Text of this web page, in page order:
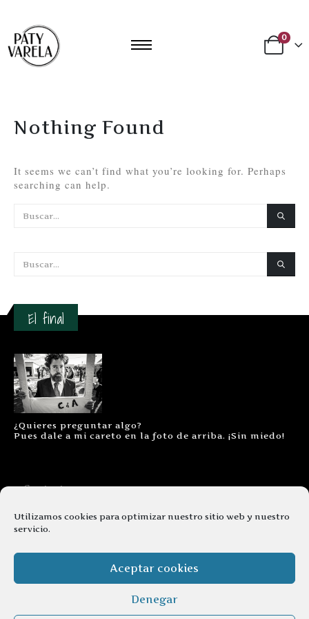
Utilizamos cookies para optimizar nuestro sitio web y nuestro
servicio.
Aceptar cookies
Denegar
0
Nothing Found
It seems we can’t find what you’re looking for. Perhaps
searching can help.
El final
¿Quieres preguntar algo?
Pues dale a mi careto en la foto de arriba. ¡Sin miedo!
Contacto
Aviso legal